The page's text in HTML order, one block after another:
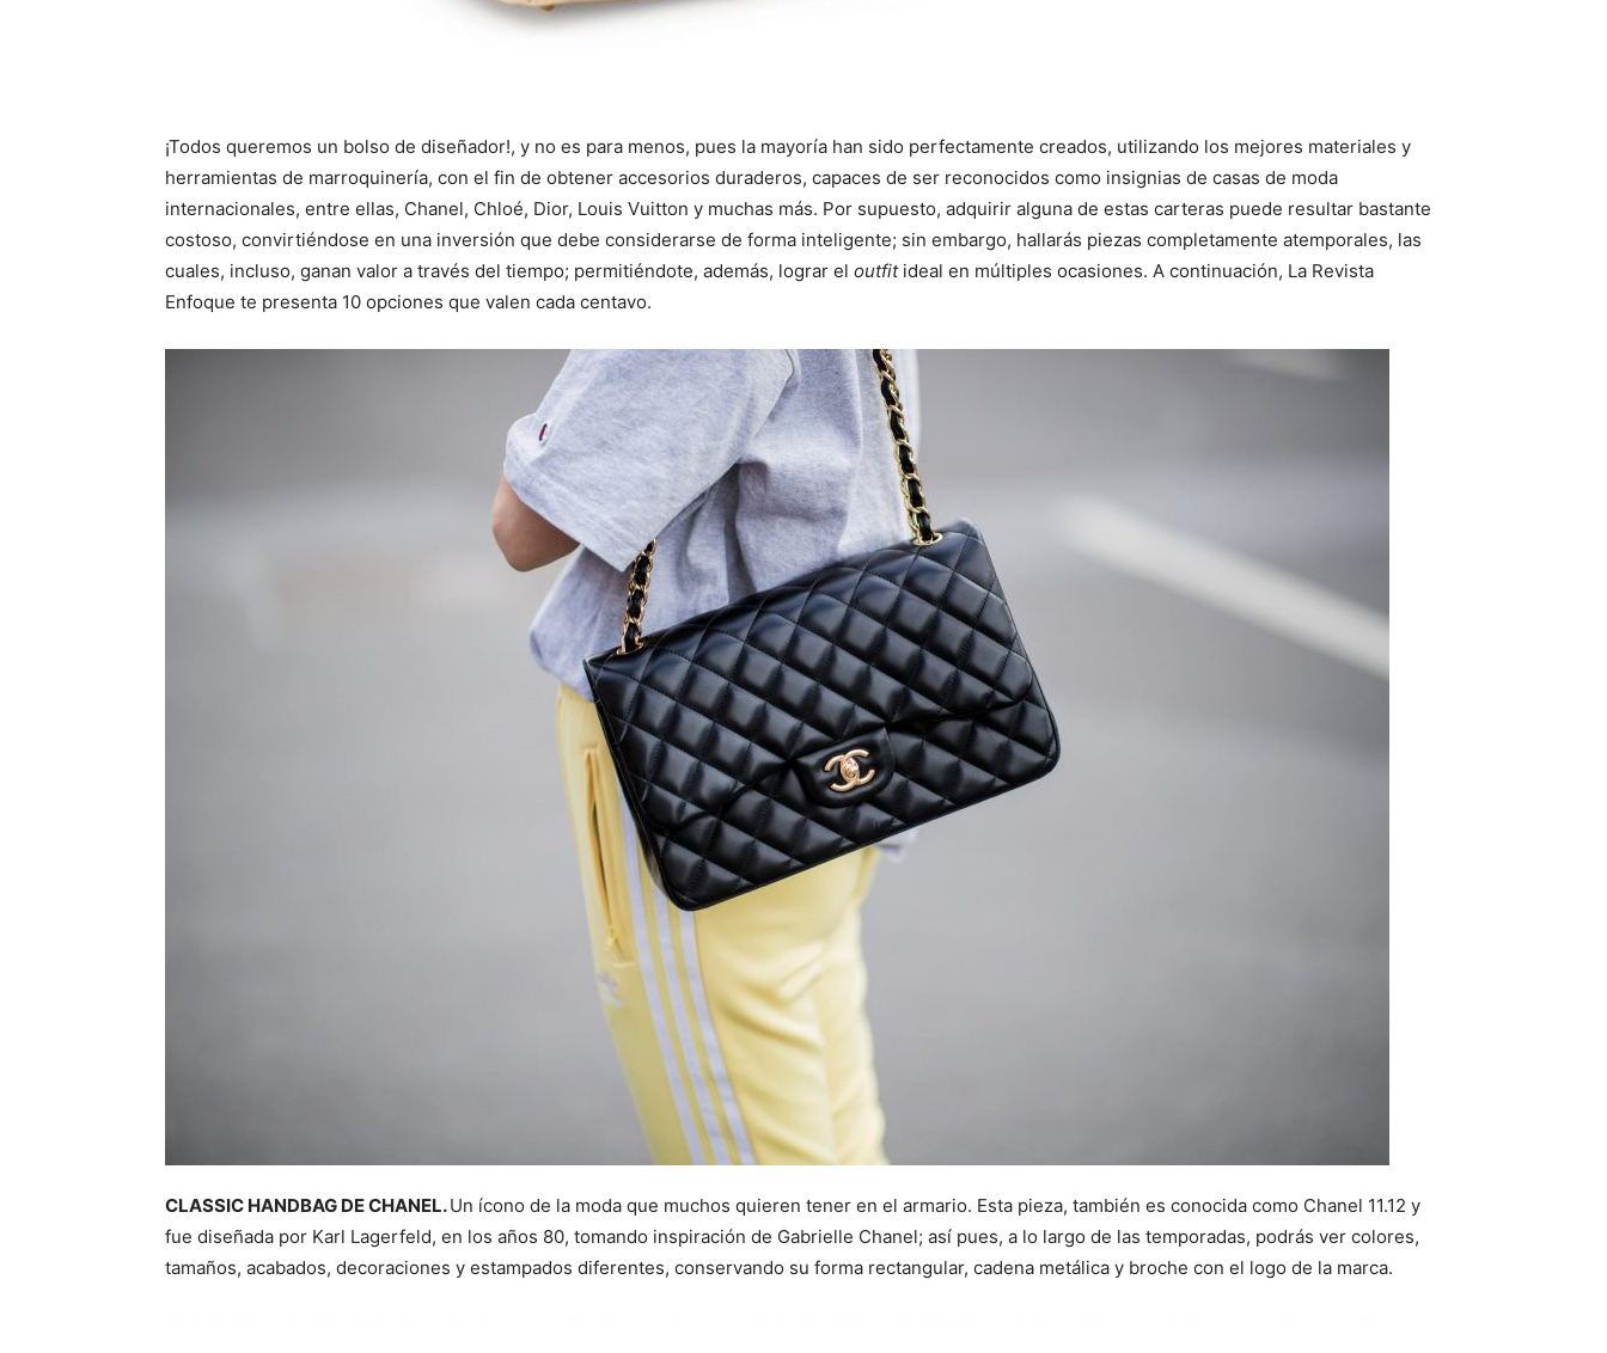
¡Todos queremos un bolso de diseñador!, y no es para menos, pues la mayoría han sido perfectamente creados, utilizando los mejores materiales y
herramientas de marroquinería, con el fin de obtener accesorios duraderos, capaces de ser reconocidos como insignias de casas de moda
internacionales, entre ellas, Chanel, Chloé, Dior, Louis Vuitton y muchas más. Por supuesto, adquirir alguna de estas carteras puede resultar bastante
costoso, convirtiéndose en una inversión que debe considerarse de forma inteligente; sin embargo, hallarás piezas completamente atemporales, las
cuales, incluso, ganan valor a través del tiempo; permitiéndote, además, lograr el outfitideal en múltiples ocasiones. A continuación, La Revista
Enfoque te presenta 10 opciones que valen cada centavo.
CLASSIC HANDBAG DE CHANEL.Un ícono de la moda que muchos quieren tener en el armario. Esta pieza, también es conocida como Chanel 11.12 y
fue diseñada por Karl Lagerfeld, en los años 80, tomando inspiración de Gabrielle Chanel; así pues, a lo largo de las temporadas, podrás ver colores,
tamaños, acabados, decoraciones y estampados diferentes, conservando su forma rectangular, cadena metálica y broche con el logo de la marca.